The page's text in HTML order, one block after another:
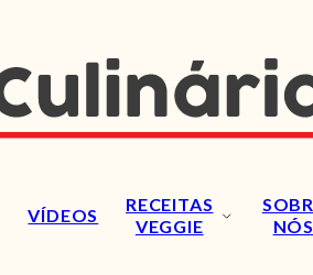
VÍDEOS
RECEITAS
VEGGIE
NÓS